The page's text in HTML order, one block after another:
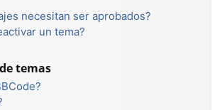
necesitan ser aprobados?
un tema?
temas